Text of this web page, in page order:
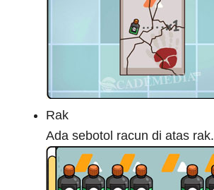
Rak
Ada sebotol racun di atas rak.